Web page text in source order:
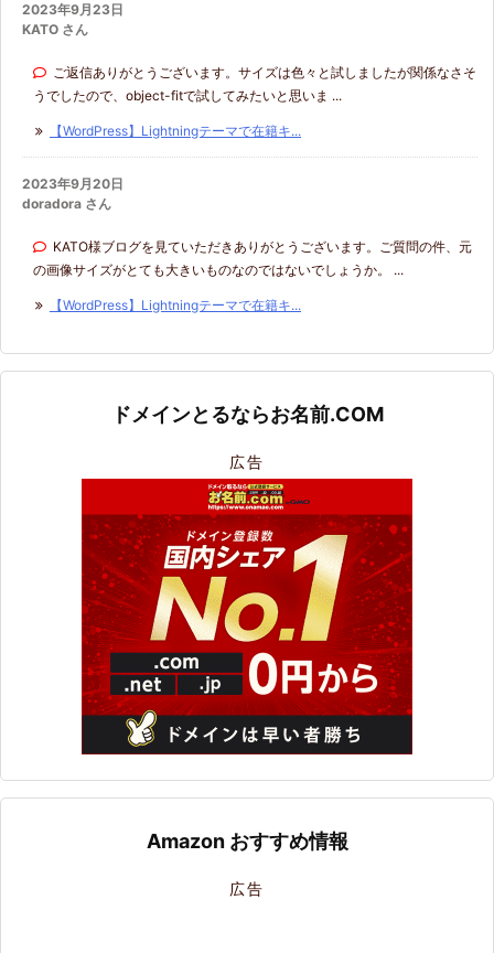
2023年9月23日
KATO さん
ご返信ありがとうございます。サイズは色々と試しましたが関係なさそ
うでしたので、object-fitで試してみたいと思いま ...
【WordPress】Lightningテーマで在籍キ...
2023年9月20日
doradora さん
KATO様ブログを見ていただきありがとうございます。ご質問の件、元
の画像サイズがとても大きいものなのではないでしょうか。 ...
【WordPress】Lightningテーマで在籍キ...
ドメインとるならお名前.COM
広告
Amazon おすすめ情報
広告